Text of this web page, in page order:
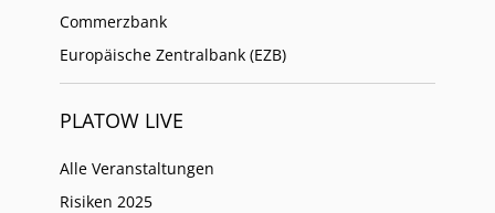
Commerzbank
Europäische Zentralbank (EZB)
PLATOW LIVE
Alle Veranstaltungen
Risiken 2025